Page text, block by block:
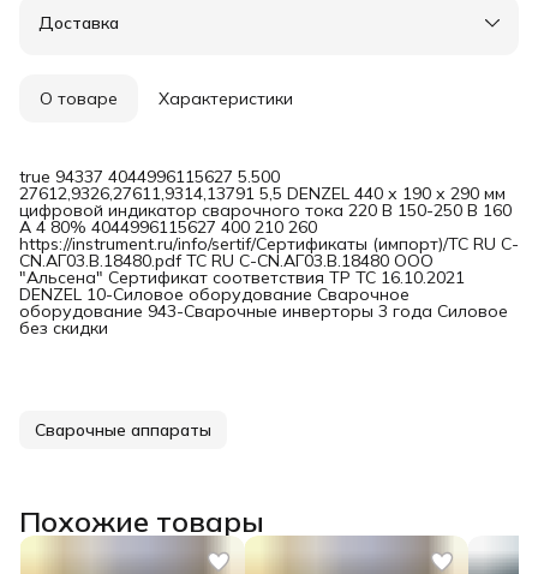
Удобный возврат
Доставка
О товаре Характеристики
true 94337 4044996115627 5.500
27612,9326,27611,9314,13791 5,5 DENZEL 440 х 190 х 290 мм
цифровой индикатор сварочного тока 220 В 150-250 В 160
А 4 80% 4044996115627 400 210 260
https://instrument.ru/info/sertif/Сертификаты (импорт)/ТС RU C-
CN.АГ03.В.18480.pdf ТС RU C-CN.АГ03.В.18480 ООО
"Альсена" Сертификат соответствия ТР ТС 16.10.2021
DENZEL 10-Силовое оборудование Сварочное
оборудование 943-Сварочные инверторы 3 года Силовое
без скидки
Сварочные аппараты
Похожие товары